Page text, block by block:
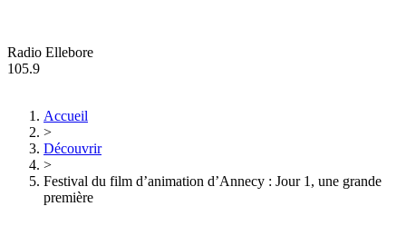
Radio Ellebore
105.9
Accueil
>
Découvrir
>
Festival du film d’animation d’Annecy : Jour 1, une grande
première